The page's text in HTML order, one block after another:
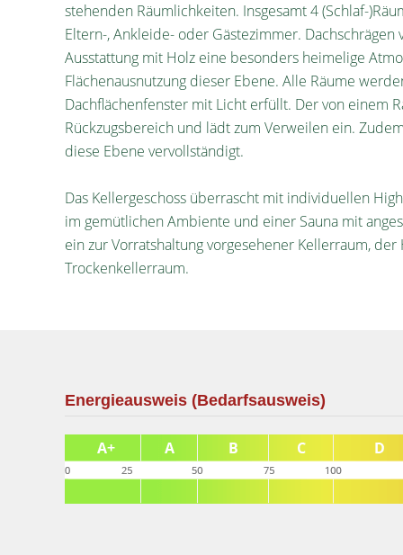
stehenden Räumlichkeiten. Insgesamt 4 (Schlaf-
Eltern-, Ankleide- oder Gästezimmer.
Ausstattung mit Holz eine besonders heimelige
Flächenausnutzung dieser Ebene. Alle Räume
Dachflächenfenster mit Licht erfüllt. Der von einem
Rückzugsbereich und lädt zum Verweilen ein.
diese Ebene vervollständigt.
Das Kellergeschoss überrascht mit individuellen
im gemütlichen Ambiente und einer Sauna mit
ein zur Vorratshaltung vorgesehener Kellerraum,
Trockenkellerraum.
Energieausweis (Bedarfsausweis)